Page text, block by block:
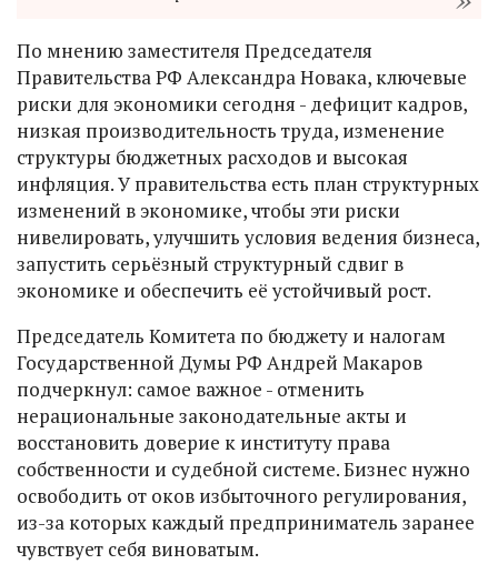
По мнению заместителя Председателя
Правительства РФ Александра Новака, ключевые
риски для экономики сегодня - дефицит кадров,
низкая производительность труда, изменение
структуры бюджетных расходов и высокая
инфляция. У правительства есть план структурных
изменений в экономике, чтобы эти риски
нивелировать, улучшить условия ведения бизнеса,
запустить серьёзный структурный сдвиг в
экономике и обеспечить её устойчивый рост.
Председатель Комитета по бюджету и налогам
Государственной Думы РФ Андрей Макаров
подчеркнул: самое важное - отменить
нерациональные законодательные акты и
восстановить доверие к институту права
собственности и судебной системе. Бизнес нужно
освободить от оков избыточного регулирования,
из-за которых каждый предприниматель заранее
чувствует себя виноватым.